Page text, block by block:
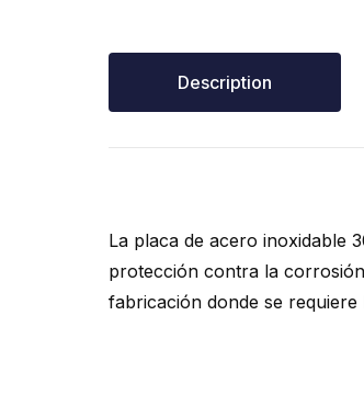
Description
La placa de acero inoxidable
protección contra la
fabricación donde se